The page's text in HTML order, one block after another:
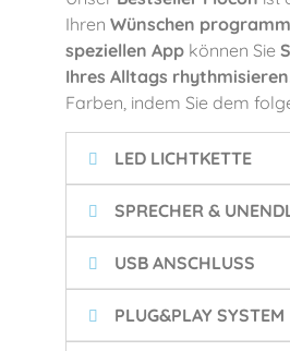
Ihren Wünschen
speziellen Appkönnen Sie
Ihres Alltags
Farben, indem Sie dem
LED LICHTKETTE
SPRECHER &
USB ANSCHLUSS
PLUG&PLAY SYSTEM